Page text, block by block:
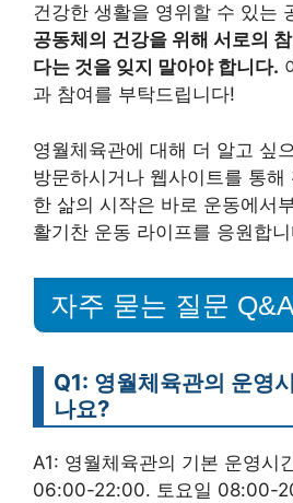
건강한 생활을 영위할 수 있는
공동체의 건강을 위해 서로의
다는 것을 잊지 말아야 합니다.
과 참여를 부탁드립니다!
영월체육관에 대해 더 알고 싶
방문하시거나 웹사이트를 통
한 삶의 시작은 바로 운동에서
활기찬 운동 라이프를 응원합
자주 묻는 질문 Q&A
Q1: 영월체육관의 운영
나요?
A1: 영월체육관의 기본 운영시
06:00-22:00. 토요일 08:00-